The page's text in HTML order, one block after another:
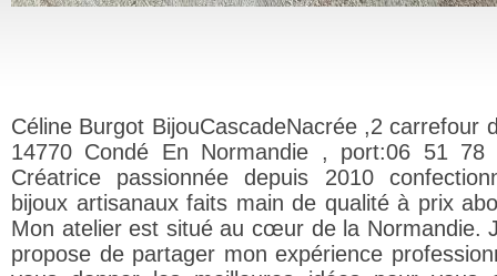
Céline Burgot BijouCascadeNacrée ,2 carrefour
14770 Condé En Normandie , port:06 51 78
Créatrice passionnée depuis 2010
bijoux artisanaux faits main de qualité à prix
Mon atelier est situé au cœur de la Normandie.
propose de partager mon expérience